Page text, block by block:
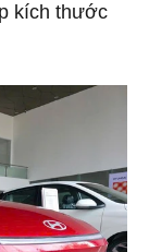
kích thước